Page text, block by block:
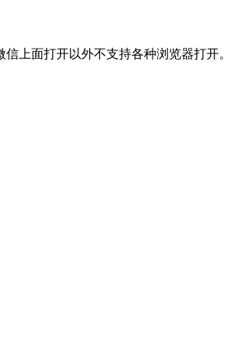
上面打开以外不支持各种浏览器打开。